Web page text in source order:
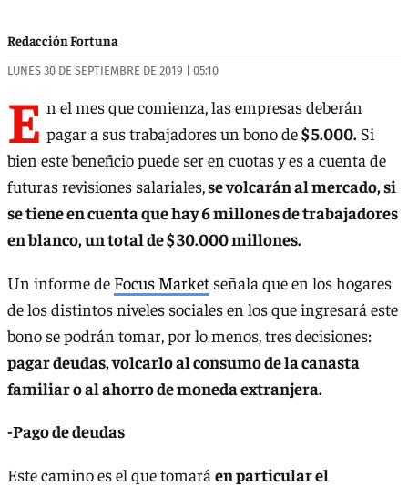
Redacción Fortuna
LUNES 30 DE SEPTIEMBRE DE 2019 | 05:10
E n el mes que comienza, las empresas deberán
pagar a sus trabajadores un bono de$ 5.000. Si
bien este beneficio puede ser en cuotas y es a cuenta de
futuras revisiones salariales,se volcarán al mercado, si
se tiene en cuenta que hay 6 millones de trabajadores
en blanco, un total de $ 30.000 millones.
Un informe de Focus Market señala que en los hogares
de los distintos niveles sociales en los que ingresará este
bono se podrán tomar, por lo menos, tres decisiones:
pagar deudas, volcarlo al consumo de la canasta
familiar o al ahorro de moneda extranjera.
-Pago de deudas
Este camino es el que tomará en particular el